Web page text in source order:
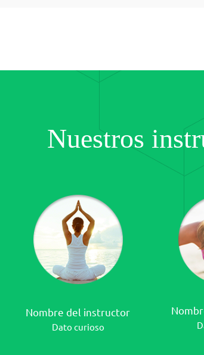
Nuestros
Nombre del instructor
Dato curioso